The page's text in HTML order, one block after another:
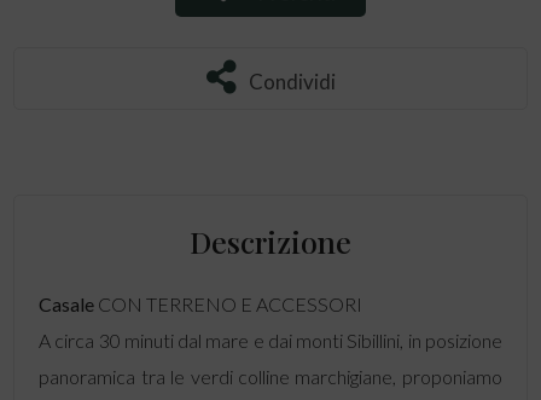
Condividi
Condividi
Descrizione
Casale CON TERRENO E ACCESSORI
A circa 30 minuti dal mare e dai monti Sibillini, in posizione
panoramica tra le verdi colline marchigiane, proponiamo